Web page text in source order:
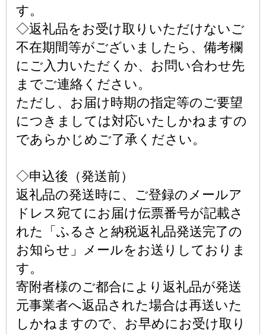
す。
◇返礼品をお受け取りいただけないご
不在期間等がございましたら、備考欄
にご入力いただくか、お問い合わせ先
までご連絡ください。
ただし、お届け時期の指定等のご要望
につきましては対応いたしかねますの
であらかじめご了承ください。
◇申込後（発送前）
返礼品の発送時に、ご登録のメールア
ドレス宛てにお届け伝票番号が記載さ
れた「ふるさと納税返礼品発送完了の
お知らせ」メールをお送りしておりま
す。
寄附者様のご都合により返礼品が発送
元事業者へ返品された場合は再送いた
しかねますので、お早めにお受け取り